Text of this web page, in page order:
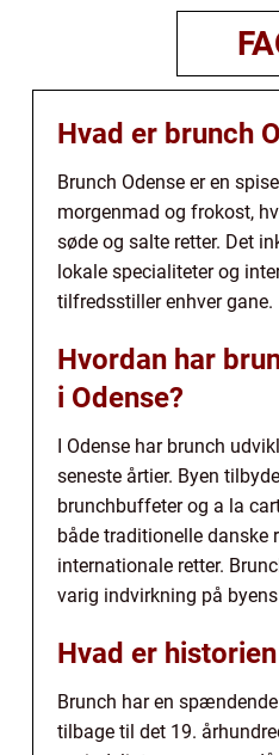
Hvad er brunch
Brunch Odense er en
morgenmad og frokost,
søde og salte retter. Det
lokale specialiteter og
tilfredsstiller enhver gane.
Hvordan har
i Odense?
I Odense har brunch
seneste årtier. Byen
brunchbuffeter og a la
både traditionelle danske
internationale retter.
varig indvirkning på
Hvad er
Brunch har en
tilbage til det 19.